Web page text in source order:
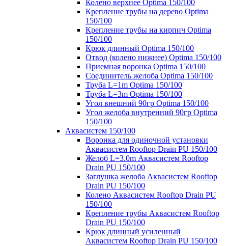
Колено верхнее Optima 150/100
Крепление трубы на дерево Optima
150/100
Крепление трубы на кирпич Optima
150/100
Крюк длинный Optima 150/100
Отвод (колено нижнее) Optima 150/100
Приемная воронка Optima 150/100
Соединитель желоба Optima 150/100
Труба L=1m Optima 150/100
Труба L=3m Optima 150/100
Угол внешний 90гр Optima 150/100
Угол желоба внутренний 90гр Optima
150/100
Аквасистем 150/100
Воронка для одиночной установки
Аквасистем Rooftop Drain PU 150/100
Желоб L=3.0m Аквасистем Rooftop
Drain PU 150/100
Заглушка желоба Аквасистем Rooftop
Drain PU 150/100
Колено Аквасистем Rooftop Drain PU
150/100
Крепление трубы Аквасистем Rooftop
Drain PU 150/100
Крюк длинный усиленный
Аквасистем Rooftop Drain PU 150/100